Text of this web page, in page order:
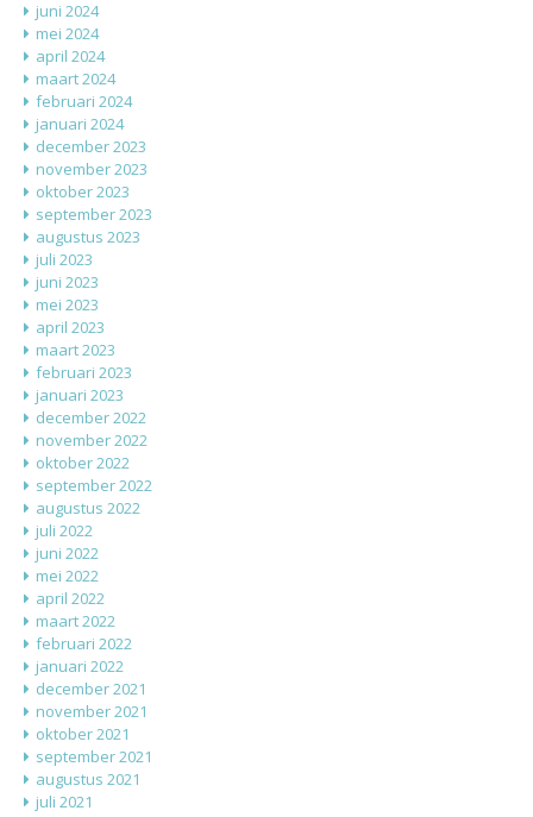
juni 2024
mei 2024
april 2024
maart 2024
februari 2024
januari 2024
december 2023
november 2023
oktober 2023
september 2023
augustus 2023
juli 2023
juni 2023
mei 2023
april 2023
maart 2023
februari 2023
januari 2023
december 2022
november 2022
oktober 2022
september 2022
augustus 2022
juli 2022
juni 2022
mei 2022
april 2022
maart 2022
februari 2022
januari 2022
december 2021
november 2021
oktober 2021
september 2021
augustus 2021
juli 2021